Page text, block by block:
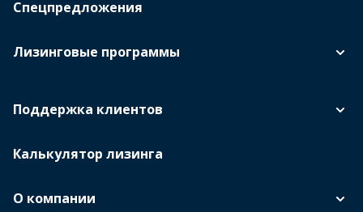
Спецпредложения
Лизинговые программы
Поддержка клиентов
Калькулятор лизинга
О компании